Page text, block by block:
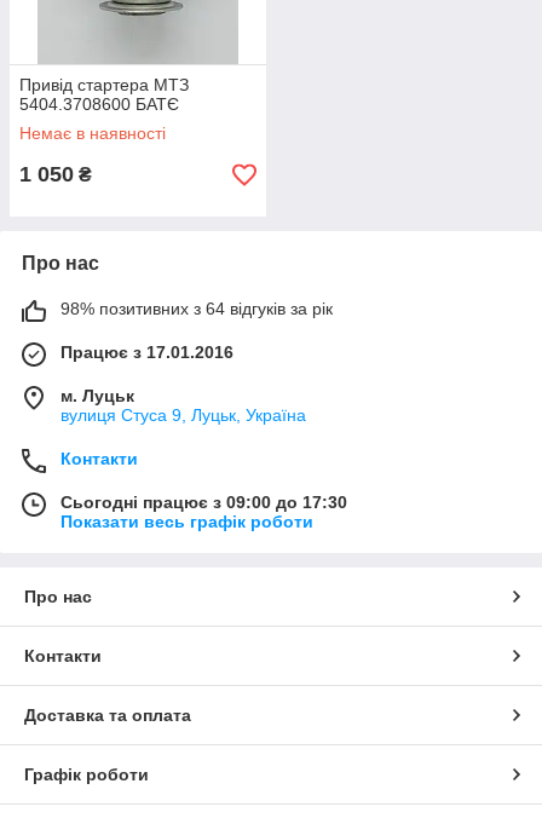
Привід стартера МТЗ
5404.3708600 БАТЄ
Немає в наявності
1 050 ₴
Про нас
98% позитивних з 64 відгуків за рік
Працює з 17.01.2016
м. Луцьк
вулиця Стуса 9, Луцьк, Україна
Контакти
Сьогодні працює з 09:00 до 17:30
Показати весь графік роботи
Про нас
Контакти
Доставка та оплата
Графік роботи